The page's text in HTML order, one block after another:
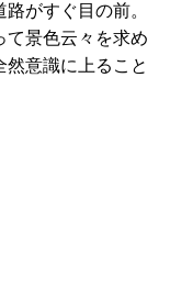
がすぐ目の前。
て景色云々を求め
意識に上ること